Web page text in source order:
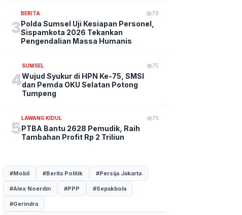
3
BERITA 79
Polda Sumsel Uji Kesiapan Personel,
Sispamkota 2026 Tekankan
Pengendalian Massa Humanis
4
SUMSEL 75
Wujud Syukur di HPN Ke-75, SMSI
dan Pemda OKU Selatan Potong
Tumpeng
5
LAWANG KIDUL 75
PTBA Bantu 2628 Pemudik, Raih
Tambahan Profit Rp 2 Triliun
#Mobil #Berita Politik #Persija Jakarta
#Alex Noerdin #PPP #Sepakbola
#Gerindra